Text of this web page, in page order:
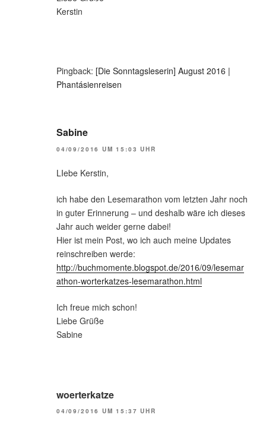
Kerstin
Pingback: [Die Sonntagsleserin] August 2016 |
Phantásienreisen
Sabine
04/09/2016 UM 15:03 UHR
LIebe Kerstin,
ich habe den Lesemarathon vom letzten Jahr noch
in guter Erinnerung – und deshalb wäre ich dieses
Jahr auch weider gerne dabei!
Hier ist mein Post, wo ich auch meine Updates
reinschreiben werde:
http://buchmomente.blogspot.de/2016/09/lesemar
athon-worterkatzes-lesemarathon.html
Ich freue mich schon!
Liebe Grüße
Sabine
woerterkatze
04/09/2016 UM 15:37 UHR